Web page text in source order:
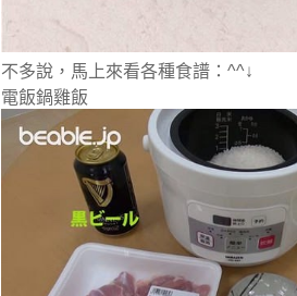
不多說，馬上來看各種食譜：^^↓
電飯鍋雞飯